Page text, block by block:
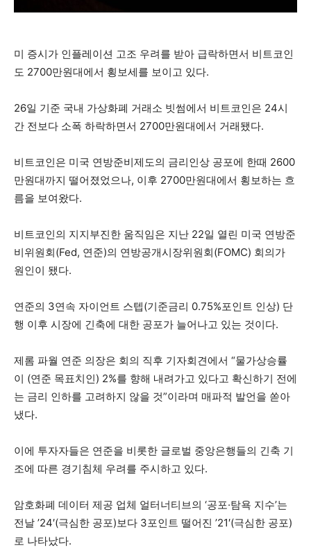
미 증시가 인플레이션 고조 우려를 받아 급락하면서 비트코인
도 2700만원대에서 횡보세를 보이고 있다.
26일 기준 국내 가상화폐 거래소 빗썸에서 비트코인은 24시
간 전보다 소폭 하락하면서 2700만원대에서 거래됐다.
비트코인은 미국 연방준비제도의 금리인상 공포에 한때 2600
만원대까지 떨어졌었으나, 이후 2700만원대에서 횡보하는 흐
름을 보여왔다.
비트코인의 지지부진한 움직임은 지난 22일 열린 미국 연방준
비위원회(Fed, 연준)의 연방공개시장위원회(FOMC) 회의가
원인이 됐다.
연준의 3연속 자이언트 스텝(기준금리 0.75%포인트 인상) 단
행 이후 시장에 긴축에 대한 공포가 늘어나고 있는 것이다.
제롬 파월 연준 의장은 회의 직후 기자회견에서 “물가상승률
이 (연준 목표치인) 2%를 향해 내려가고 있다고 확신하기 전에
는 금리 인하를 고려하지 않을 것”이라며 매파적 발언을 쏟아
냈다.
이에 투자자들은 연준을 비롯한 글로벌 중앙은행들의 긴축 기
조에 따른 경기침체 우려를 주시하고 있다.
암호화폐 데이터 제공 업체 얼터너티브의 ‘공포·탐욕 지수’는
전날 ’24′(극심한 공포)보다 3포인트 떨어진 ’21′(극심한 공포)
로 나타났다.